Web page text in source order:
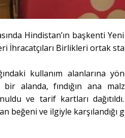
Hindistan’ın başkenti
İhracatçıları Birlikleri ortak
kullanım alanlarına
alanda, fındığın ana
ve tarif kartları
beğeni ve ilgiyle karşılandığı